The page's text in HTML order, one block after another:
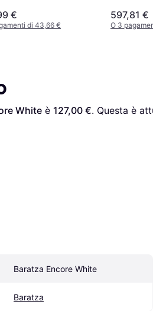
€
di 43,66 €
597,81 €
O 3
White è 127,00 €. Questa è
Baratza Encore White
Baratza